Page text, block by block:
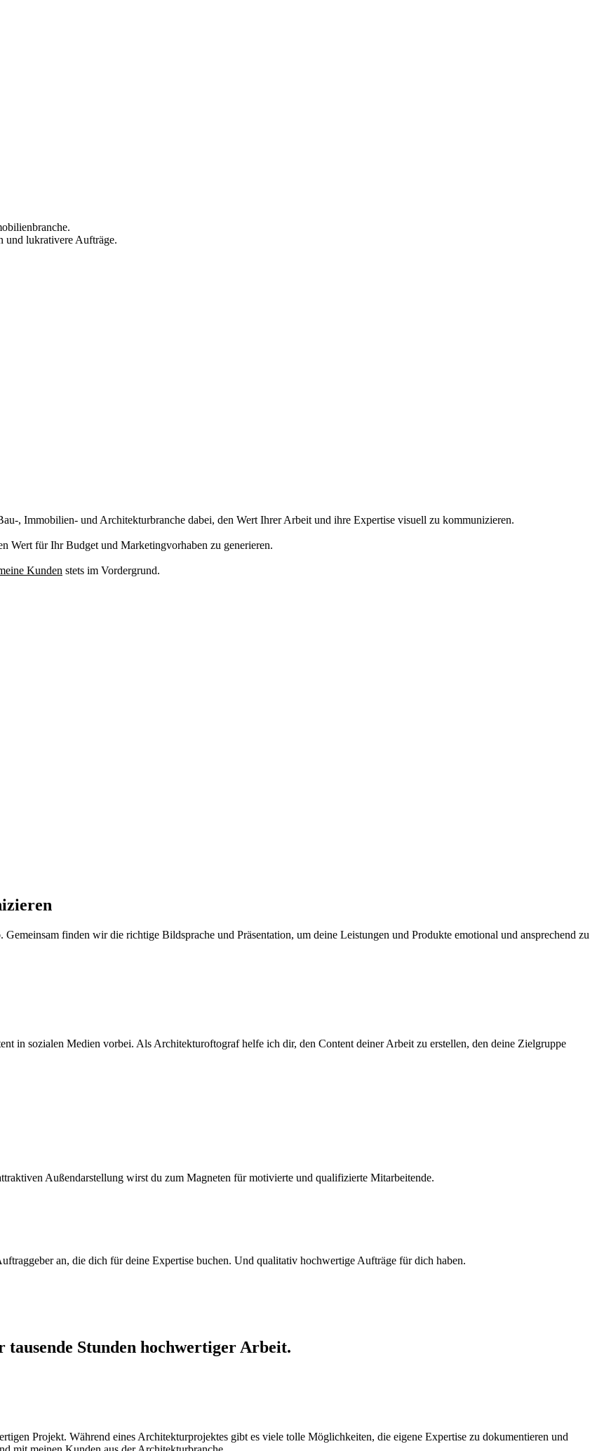
und lukrativere Aufträge.
, Immobilien- und Architekturbranche dabei, den Wert Ihrer Arbeit und ihre Expertise visuell zu kommunizieren.
Wert für Ihr Budget und Marketingvorhaben zu generieren.
Kunden stets im Vordergrund.
finden wir die richtige Bildsprache und Präsentation, um deine Leistungen und Produkte emotional und ansprechend zu
in sozialen Medien vorbei. Als Architekturoftograf helfe ich dir, den Content deiner Arbeit zu erstellen, den deine Zielgruppe
Außendarstellung wirst du zum Magneten für motivierte und qualifizierte Mitarbeitende.
an, die dich für deine Expertise buchen. Und qualitativ hochwertige Aufträge für dich haben.
Stunden hochwertiger Arbeit.
Projekt. Während eines Architekturprojektes gibt es viele tolle Möglichkeiten, die eigene Expertise zu dokumentieren und